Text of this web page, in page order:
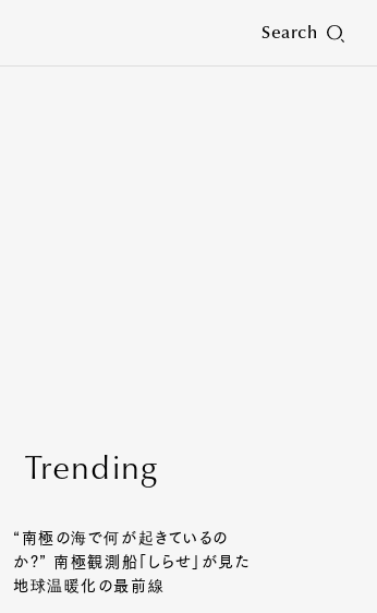
Search
Trending
“南極の海で何が起きているの
か?” 南極観測船「しらせ」が見た
地球温暖化の最前線